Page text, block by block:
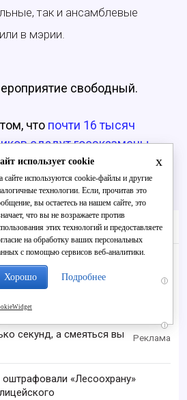
так и ансамблевые
в мэрии.
свободный.
что почти 16 тысяч
сдадут госэказмены.
сбили БПЛА
i
Крыма: Что люди
видят...
i
секунд, а смеяться вы
«Лесоохрану»
x
использует cookie
сайте используются cookie-файлы и другие
технологии. Если, прочитав это
вы остаетесь на нашем сайте, это
что вы не возражаете против
этих технологий и предоставляете
на обработку ваших персональных
с помощью сервисов веб-аналитики.
Хорошо Подробнее